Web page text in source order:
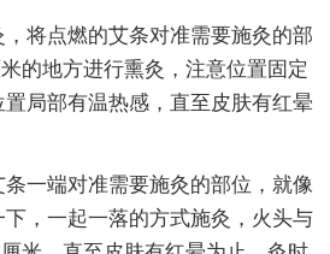
将点燃的艾条对准需要施灸的部
的地方进行熏灸，注意位置固定
局部有温热感，直至皮肤有红晕
一端对准需要施灸的部位，就像
，一起一落的方式施灸，火头与